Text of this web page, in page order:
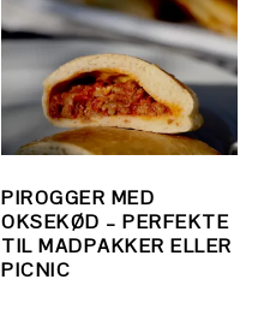
PIROGGER MED
OKSEKØD – PERFEKTE
TIL MADPAKKER ELLER
PICNIC